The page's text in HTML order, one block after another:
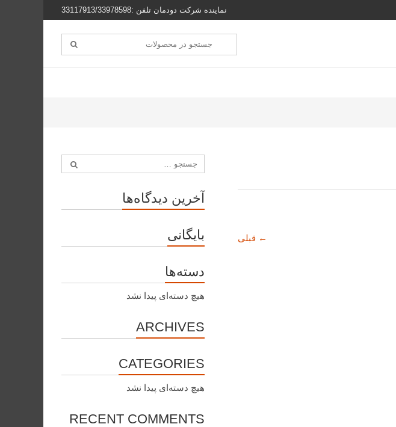
نماینده شرکت دودمان تلفن :33117913/33978598
← قبلی
آخرین دیدگاه‌ها
بایگانی
دسته‌ها
هیچ دسته‌ای پیدا نشد
ARCHIVES
CATEGORIES
هیچ دسته‌ای پیدا نشد
RECENT COMMENTS